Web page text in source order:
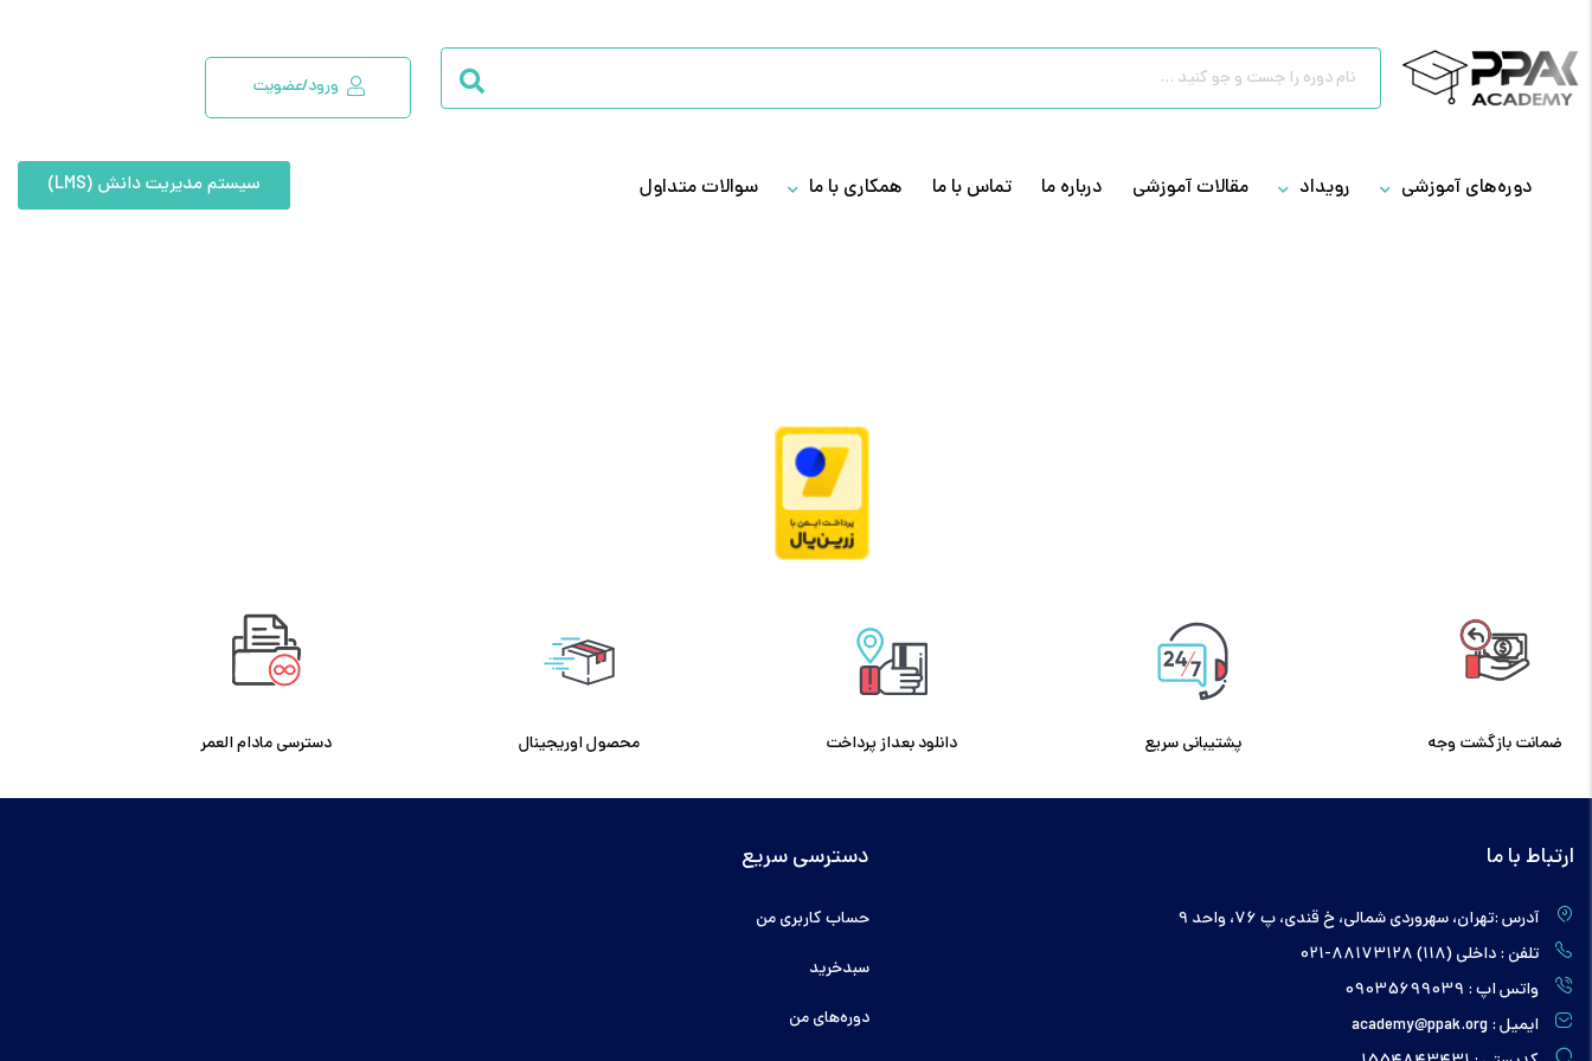
ورود/عضویت
دوره‌های آموزشی رویداد مقالات آموزشی درباره ما تماس با ما همکاری با ما سوالات متداول سیستم مدیریت دانش (LMS)
ضمانت بازگشت وجه پشتیبانی سریع دانلود بعداز پرداخت محصول اوریجینال دسترسی مادام العمر
ارتباط با ما
آدرس :تهران، سهروردی شمالی، خ قندی، پ 76، واحد 9
تلفن : داخلی (118) 88173128-021
واتس اپ : 09035699039
ایمیل : academy@ppak.org
دسترسی سریع
حساب کاربری من
سبدخرید
دوره‌های من